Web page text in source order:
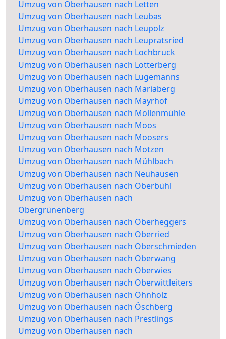
Umzug von Oberhausen nach Letten
Umzug von Oberhausen nach Leubas
Umzug von Oberhausen nach Leupolz
Umzug von Oberhausen nach Leupratsried
Umzug von Oberhausen nach Lochbruck
Umzug von Oberhausen nach Lotterberg
Umzug von Oberhausen nach Lugemanns
Umzug von Oberhausen nach Mariaberg
Umzug von Oberhausen nach Mayrhof
Umzug von Oberhausen nach Mollenmühle
Umzug von Oberhausen nach Moos
Umzug von Oberhausen nach Moosers
Umzug von Oberhausen nach Motzen
Umzug von Oberhausen nach Mühlbach
Umzug von Oberhausen nach Neuhausen
Umzug von Oberhausen nach Oberbühl
Umzug von Oberhausen nach
Obergrünenberg
Umzug von Oberhausen nach Oberheggers
Umzug von Oberhausen nach Oberried
Umzug von Oberhausen nach Oberschmieden
Umzug von Oberhausen nach Oberwang
Umzug von Oberhausen nach Oberwies
Umzug von Oberhausen nach Oberwittleiters
Umzug von Oberhausen nach Ohnholz
Umzug von Oberhausen nach Öschberg
Umzug von Oberhausen nach Prestlings
Umzug von Oberhausen nach